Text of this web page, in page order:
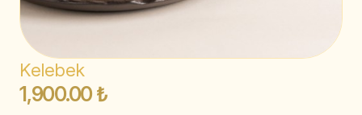
Kelebek
1,900.00 ₺